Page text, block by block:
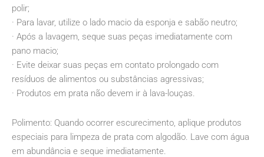
polir;
· Para lavar, utilize o lado macio da esponja e sabão neutro;
· Após a lavagem, seque suas peças imediatamente com
pano macio;
· Evite deixar suas peças em contato prolongado com
resíduos de alimentos ou substâncias agressivas;
· Produtos em prata não devem ir à lava-louças.
Polimento: Quando ocorrer escurecimento, aplique produtos
especiais para limpeza de prata com algodão. Lave com água
em abundância e seque imediatamente.